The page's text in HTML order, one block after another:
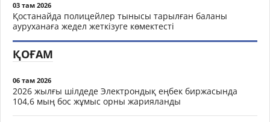
03 там 2026
Қостанайда полицейлер тынысы тарылған баланы
ауруханаға жедел жеткізуге көмектесті
ҚОҒАМ
06 там 2026
2026 жылғы шілдеде Электрондық еңбек биржасында
104,6 мың бос жұмыс орны жарияланды